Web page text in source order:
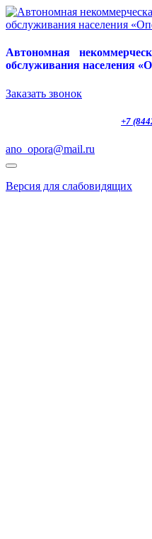
Автономная
обслуживания населения
Заказать звонок
+7
ano_opora@mail.ru
Версия для слабовидящих